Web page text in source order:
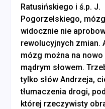
Ratusińskiego i ś.p. J.
Pogorzelskiego,
widocznie nie
rewolucyjnych zmian.
mózg można na
mądrym słowem.
tylko słów Andrzeja,
tłumaczenia drogi,
której rzeczywisty